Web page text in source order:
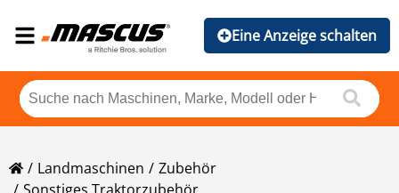
Eine Anzeige schalten
Landmaschinen
Zubehör